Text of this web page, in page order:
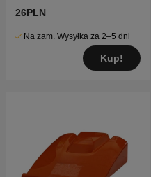
26PLN
Na zam. Wysyłka za 2–5 dni
Kup!